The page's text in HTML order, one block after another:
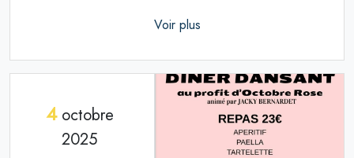
Voir plus
4octobre
2025